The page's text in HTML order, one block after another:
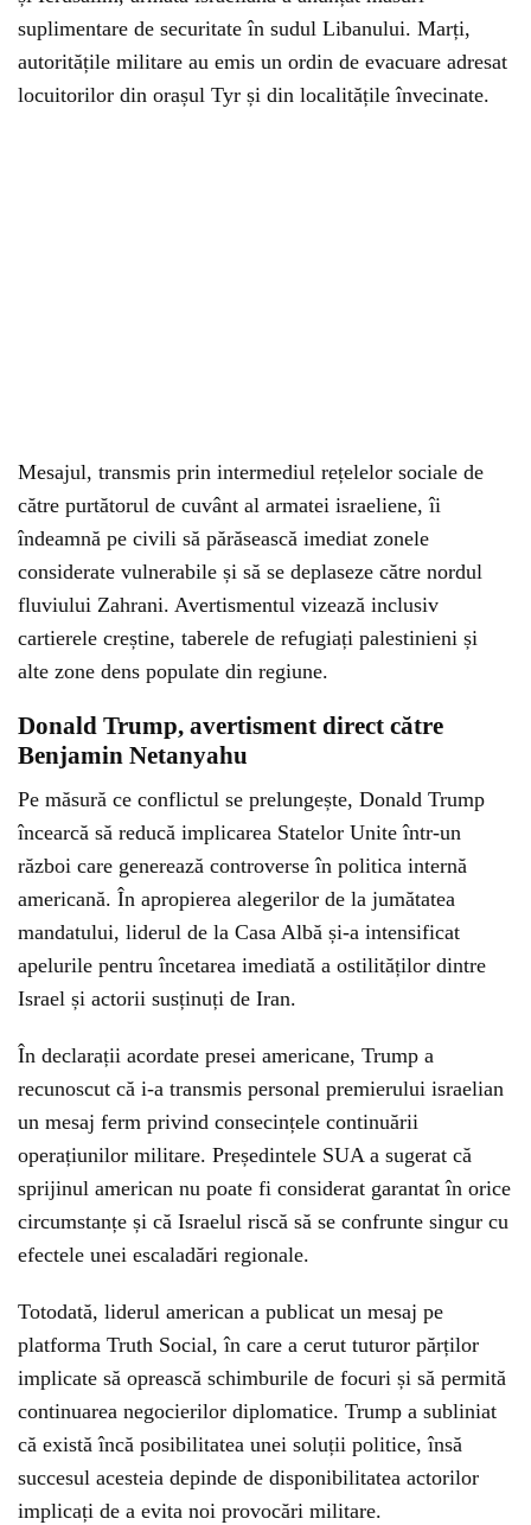
suplimentare de securitate în sudul Libanului. Marți,
autoritățile militare au emis un ordin de evacuare adresat
locuitorilor din orașul Tyr și din localitățile învecinate.
Mesajul, transmis prin intermediul rețelelor sociale de
către purtătorul de cuvânt al armatei israeliene, îi
îndeamnă pe civili să părăsească imediat zonele
considerate vulnerabile și să se deplaseze către nordul
fluviului Zahrani. Avertismentul vizează inclusiv
cartierele creștine, taberele de refugiați palestinieni și
alte zone dens populate din regiune.
Donald Trump, avertisment direct către
Benjamin Netanyahu
Pe măsură ce conflictul se prelungește, Donald Trump
încearcă să reducă implicarea Statelor Unite într-un
război care generează controverse în politica internă
americană. În apropierea alegerilor de la jumătatea
mandatului, liderul de la Casa Albă și-a intensificat
apelurile pentru încetarea imediată a ostilităților dintre
Israel și actorii susținuți de Iran.
În declarații acordate presei americane, Trump a
recunoscut că i-a transmis personal premierului israelian
un mesaj ferm privind consecințele continuării
operațiunilor militare. Președintele SUA a sugerat că
sprijinul american nu poate fi considerat garantat în orice
circumstanțe și că Israelul riscă să se confrunte singur cu
efectele unei escaladări regionale.
Totodată, liderul american a publicat un mesaj pe
platforma Truth Social, în care a cerut tuturor părților
implicate să oprească schimburile de focuri și să permită
continuarea negocierilor diplomatice. Trump a subliniat
că există încă posibilitatea unei soluții politice, însă
succesul acesteia depinde de disponibilitatea actorilor
implicați de a evita noi provocări militare.